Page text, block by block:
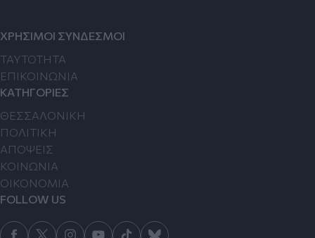
ΧΡΗΣΙΜΟΙ ΣΥΝΔΕΣΜΟΙ
TAYTOTHTA
ΕΠΙΚΟΙΝΩΝΙΑ
ΚΑΤΗΓΟΡΙΕΣ
ΘΕΣΣΑΛΟΝΙΚΗ
ΠΟΛΙΤΙΚΗ
ΑΠΟΨΕΙΣ
ΚΟΙΝΩΝΙΑ
ΟΙΚΟΝΟΜΙΑ
FOLLOW US